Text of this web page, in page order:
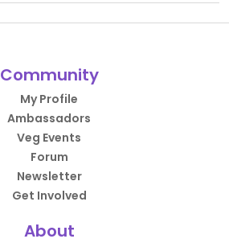
Community
My Profile
Ambassadors
Veg Events
Forum
Newsletter
Get Involved
About